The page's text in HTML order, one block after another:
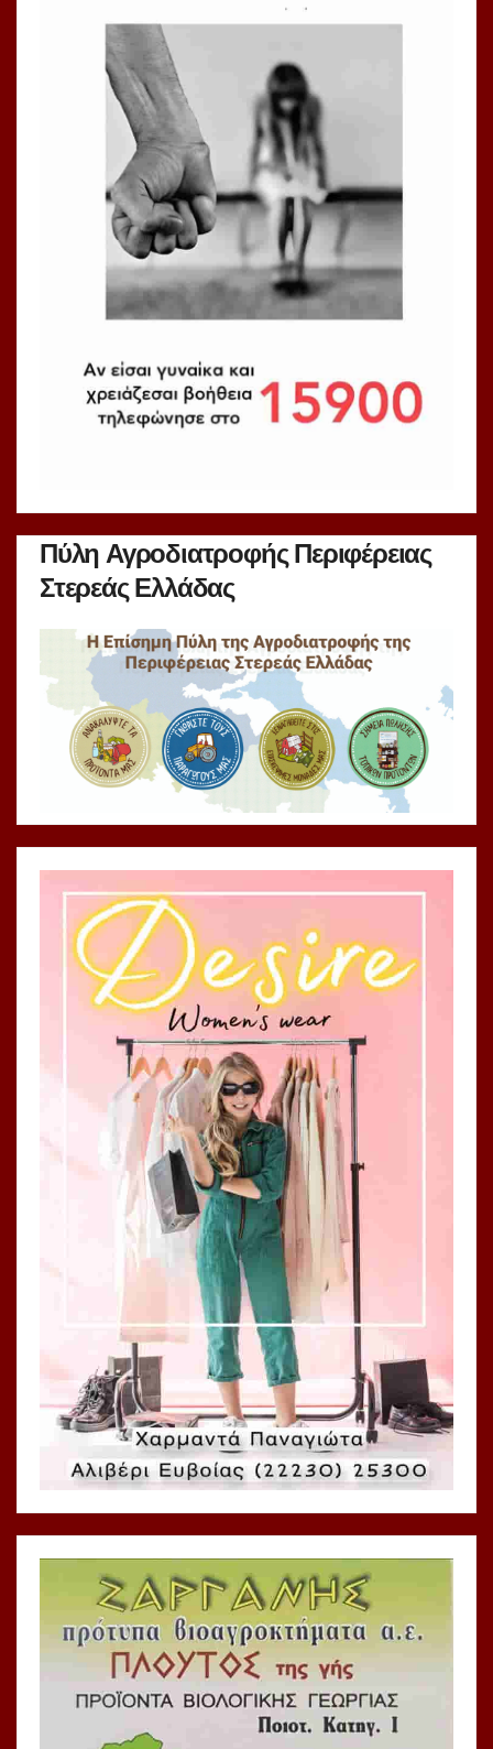
Πύλη Αγροδιατροφής Περιφέρειας
Στερεάς Ελλάδας